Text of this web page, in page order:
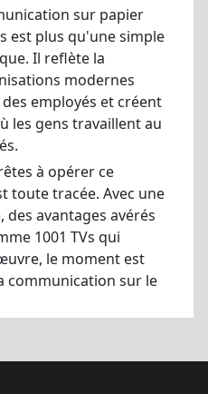
sur papier
est plus qu'une simple
Il reflète la
modernes
employés et créent
les gens travaillent au
à opérer ce
toute tracée. Avec une
avantages avérés
1001 TVs qui
le moment est
communication sur le